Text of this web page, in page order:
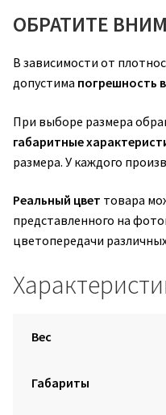
ОБРАТИТЕ
В зависимости от
допустима погрешность
При выборе размера
габаритные
размера. У каждого
Реальный цвет товара
представленного на
цветопередачи
Вес
Габариты